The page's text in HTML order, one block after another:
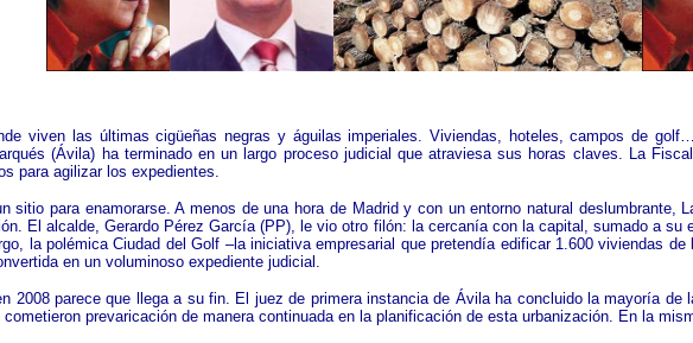
viven las últimas cigüeñas negras y águilas imperiales. Viviendas, hoteles, campos de
(Ávila) ha terminado en un largo proceso judicial que atraviesa sus horas claves. La
para agilizar los expedientes.
sitio para enamorarse. A menos de una hora de Madrid y con un entorno natural deslumbrante,
El alcalde, Gerardo Pérez García (PP), le vio otro filón: la cercanía con la capital, sumado a
la polémica Ciudad del Golf –la iniciativa empresarial que pretendía edificar 1.600 viviendas
en un voluminoso expediente judicial.
2008 parece que llega a su fin. El juez de primera instancia de Ávila ha concluido la mayoría
prevaricación de manera continuada en la planificación de esta urbanización. En la